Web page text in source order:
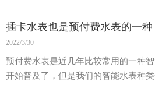
插卡水表也是预付费水表的一种
2022/3/30
预付费水表是近几年比较常用的一种
开始普及了，但是我们的智能水表种